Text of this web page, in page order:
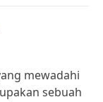
mewadahi
sebuah